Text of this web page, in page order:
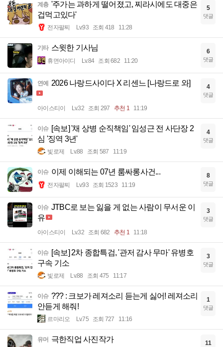
계층 '주가는 과하게 떨어졌고, 찌라시에도 대중은
겁먹고있다'
전자팔찌 Lv.93 조회 418 11:28
5
댓글
기타 스윗한 기사님
휴면아이디 Lv.84 조회 682 11:20
6
댓글
연예 2026 나랑드사이다 X 리센느 [나랑드로 와]
아이스티이 Lv.32 조회 297 추천 1 11:19
4
댓글
이슈 [속보] '채 상병 순직책임' 임성근 전 사단장 2
심 '징역 3년'
빛로제 Lv.88 조회 587 11:19
4
댓글
이슈 이제 이해되는 07년 룸싸롱사건...
전자팔찌 Lv.93 조회 1523 11:19
8
댓글
이슈 JTBC로 보는 잃을 게 없는 사람이 무서운 이
유
아이스티이 Lv.32 조회 682 추천 1 11:18
3
댓글
이슈 [속보] 2차 종합특검, '관저 감사 무마' 유병호
구속 기소
빛로제 Lv.88 조회 475 11:17
3
댓글
이슈 ??? : 크보가 레져소리 듣는게 싫어! 레져소리
안듣게 해줘!
르마리오 Lv.75 조회 727 11:16
1
댓글
유머 극한직업 사진작가 11